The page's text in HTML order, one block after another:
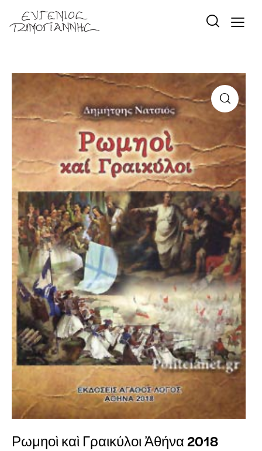
Ρωμηοὶ καὶ Γραικύλοι Ἀθήνα 2018